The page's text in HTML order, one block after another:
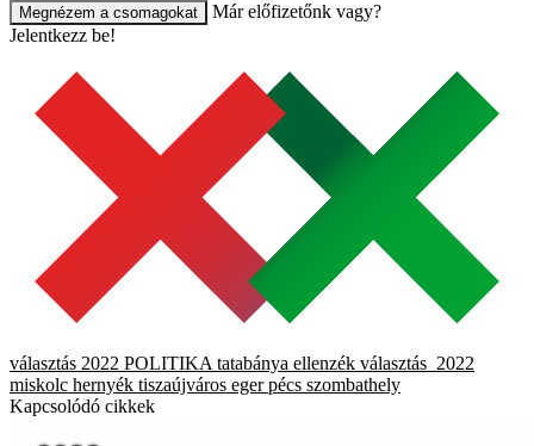
Megnézem a csomagokat
Már előfizetőnk vagy?
Jelentkezz be!
választás 2022 POLITIKA tatabánya ellenzék választás_2022
miskolc hernyék tiszaújváros eger pécs szombathely
Kapcsolódó cikkek